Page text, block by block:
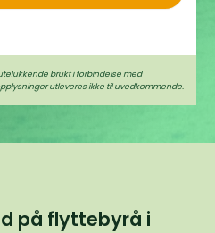
brukt i forbindelse med
utleveres ikke til uvedkommende.
på flyttebyrå i